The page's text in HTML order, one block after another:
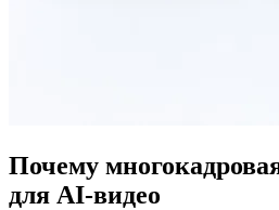
Почему
для AI-видео